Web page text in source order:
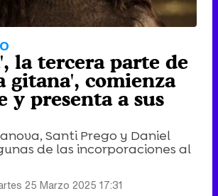
la tercera parte de
gitana', comienza
y presenta a sus
Santi Prego y Daniel
de las incorporaciones al
25 Marzo 2025 17:31